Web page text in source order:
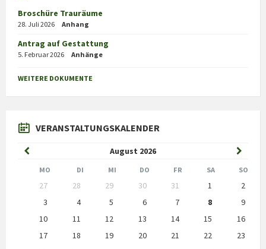
Broschüre Trauräume
28. Juli 2026 Anhang
Antrag auf Gestattung
5. Februar 2026 Anhänge
WEITERE DOKUMENTE
VERANSTALTUNGSKALENDER
August 2026
Previous
Month
Month
MO DI MI DO FR SA SO
calendar
27 28 29 30 31 1
2
3
4 5 6 7 8
9
10
11 12 13 14 15
16
17
18 19 20 21 22
23